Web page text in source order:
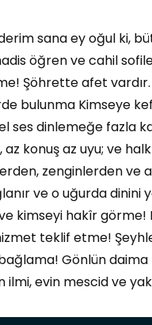
sana ey oğul ki,
öğren ve cahil
Şöhrette afet
bulunma Kimseye
ses dinlemeğe fazla
az konuş az uyu; ve
zenginlerden ve
ve o uğurda
kimseyi hakîr görme!
teklif etme!
Gönlün daima
evin mescid ve